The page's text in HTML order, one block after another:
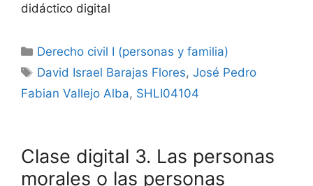
didáctico digital
Categorías
Derecho civil I (personas y familia)
Etiquetas
David Israel Barajas Flores,José Pedro
Fabian Vallejo Alba, SHLI04104
Clase digital 3. Las personas
morales o las personas